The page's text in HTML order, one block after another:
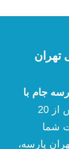
تهران
جام با
با بیش از 20
شما
پارسه،